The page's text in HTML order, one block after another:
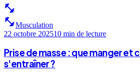
fitness_center
fitness_centerMusculation
22 octobre 202510 min de lecture
Prise de masse : que manger et
s'entraîner ?